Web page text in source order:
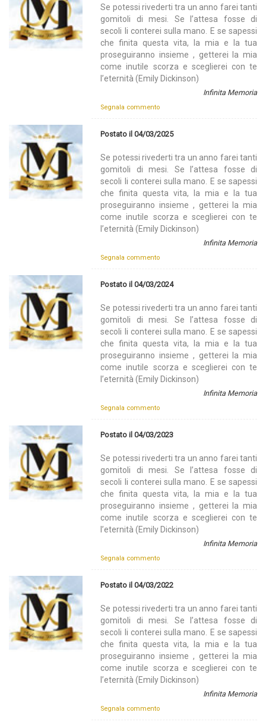
Se potessi rivederti tra un anno farei tanti
gomitoli di mesi. Se l’attesa fosse di
secoli li conterei sulla mano. E se sapessi
che finita questa vita, la mia e la tua
proseguiranno insieme , getterei la mia
come inutile scorza e sceglierei con te
l’eternità (Emily Dickinson)
Infinita Memoria
Segnala commento
Postato il 04/03/2025
Se potessi rivederti tra un anno farei tanti
gomitoli di mesi. Se l’attesa fosse di
secoli li conterei sulla mano. E se sapessi
che finita questa vita, la mia e la tua
proseguiranno insieme , getterei la mia
come inutile scorza e sceglierei con te
l’eternità (Emily Dickinson)
Infinita Memoria
Segnala commento
Postato il 04/03/2024
Se potessi rivederti tra un anno farei tanti
gomitoli di mesi. Se l’attesa fosse di
secoli li conterei sulla mano. E se sapessi
che finita questa vita, la mia e la tua
proseguiranno insieme , getterei la mia
come inutile scorza e sceglierei con te
l’eternità (Emily Dickinson)
Infinita Memoria
Segnala commento
Postato il 04/03/2023
Se potessi rivederti tra un anno farei tanti
gomitoli di mesi. Se l’attesa fosse di
secoli li conterei sulla mano. E se sapessi
che finita questa vita, la mia e la tua
proseguiranno insieme , getterei la mia
come inutile scorza e sceglierei con te
l’eternità (Emily Dickinson)
Infinita Memoria
Segnala commento
Postato il 04/03/2022
Se potessi rivederti tra un anno farei tanti
gomitoli di mesi. Se l’attesa fosse di
secoli li conterei sulla mano. E se sapessi
che finita questa vita, la mia e la tua
proseguiranno insieme , getterei la mia
come inutile scorza e sceglierei con te
l’eternità (Emily Dickinson)
Infinita Memoria
Segnala commento